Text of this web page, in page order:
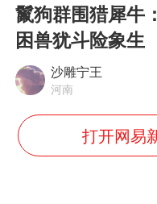
白
牛
鬣狗群围猎犀牛
困兽犹斗险象生
沙雕宁王
河南
打开网易